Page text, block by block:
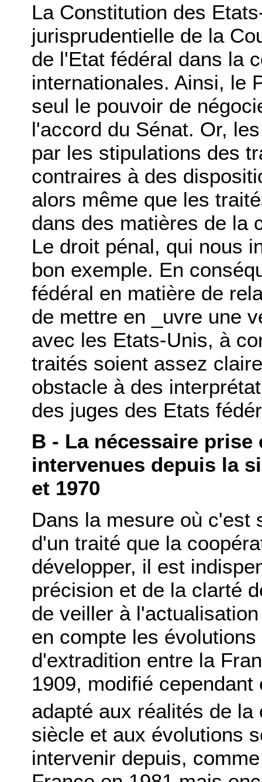
La Constitution des
jurisprudentielle de la
de l'Etat fédéral dans la
internationales. Ainsi, le
seul le pouvoir de
l'accord du Sénat. Or,
par les stipulations des
contraires à des
alors même que les
dans des matières de la
Le droit pénal, qui nous
bon exemple. En
fédéral en matière de
de mettre en _uvre une
avec les Etats-Unis, à
traités soient assez
obstacle à des
des juges des Etats
B - La nécessaire
intervenues depuis la
et 1970
Dans la mesure où c'est
d'un traité que la
développer, il est
précision et de la clarté
de veiller à
en compte les
d'extradition entre la
1909, modifié
adapté aux réalités de
siècle et aux évolutions
intervenir depuis,